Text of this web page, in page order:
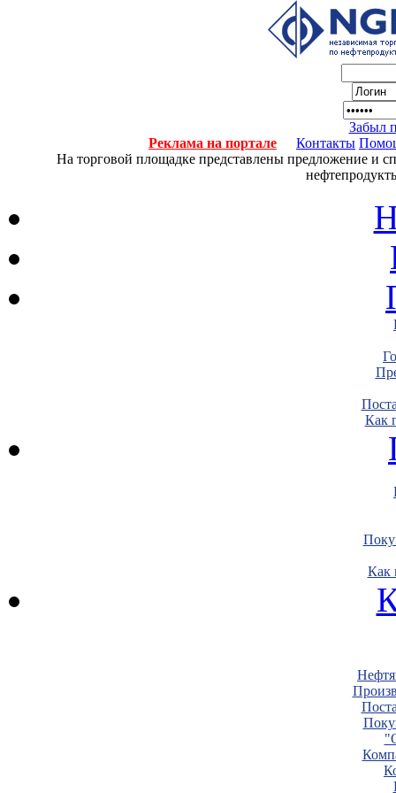
Забыл
Реклама на портале
Контакты
На торговой площадке представлены предложение и
Как
Как